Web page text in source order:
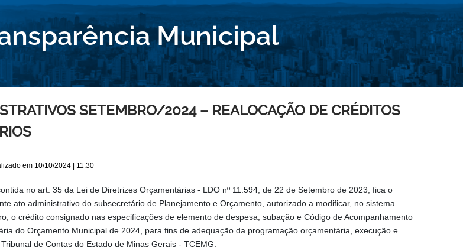
Municipal
SETEMBRO/2024 – REALOCAÇÃO DE CRÉDITOS
em 10/10/2024 | 11:30
no art. 35 da Lei de Diretrizes Orçamentárias - LDO nº 11.594, de 22 de Setembro de 2023, fica o
ato administrativo do subsecretário de Planejamento e Orçamento, autorizado a modificar, no sistema
o crédito consignado nas especificações de elemento de despesa, subação e Código de Acompanhamento
do Orçamento Municipal de 2024, para fins de adequação da programação orçamentária, execução e
de Contas do Estado de Minas Gerais - TCEMG.